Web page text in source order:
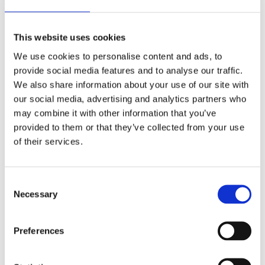
This website uses cookies
We use cookies to personalise content and ads, to
provide social media features and to analyse our traffic.
We also share information about your use of our site with
our social media, advertising and analytics partners who
may combine it with other information that you’ve
provided to them or that they’ve collected from your use
of their services.
Selection
Necessary
Preferences
Lägg till i favoriter
BEVAKA
Lagerstatus Slutsåld Artikelnr 155-48
Tillverkare
Star Trading
Enkel betalning med Klarna